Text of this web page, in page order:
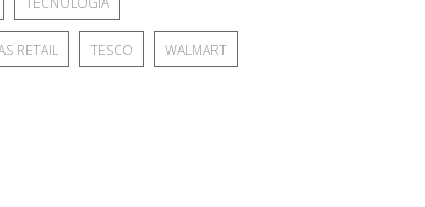
RETAIL TESCO WALMART